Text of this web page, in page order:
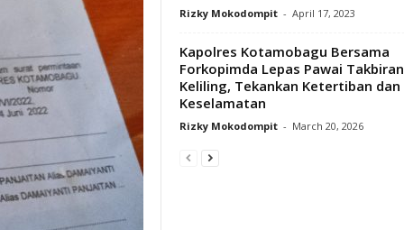
Rizky Mokodompit - April 17, 2023
Kapolres Kotamobagu Bersama
Forkopimda Lepas Pawai Takbiran
Keliling, Tekankan Ketertiban dan
Keselamatan
Rizky Mokodompit - March 20, 2026